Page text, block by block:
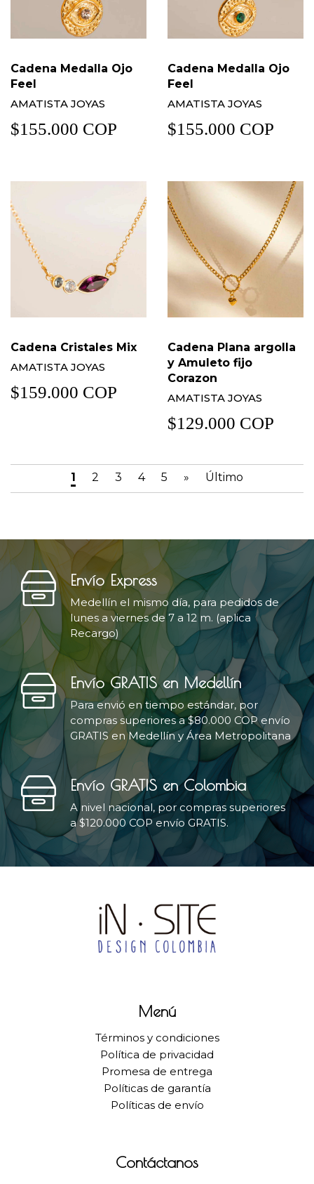
Cadena Medalla Ojo
Feel
AMATISTA JOYAS
$155.000 COP
Cadena Medalla Ojo
Feel
AMATISTA JOYAS
$155.000 COP
Cadena Cristales Mix
AMATISTA JOYAS
$159.000 COP
Cadena Plana argolla
y Amuleto fijo
Corazon
AMATISTA JOYAS
$129.000 COP
1 2 3 4 5 » Último
Envío Express
Medellín el mismo día, para pedidos de
lunes a viernes de 7 a 12 m. (aplica
Recargo)
Envío GRATIS en Medellín
Para envió en tiempo estándar, por
compras superiores a $80.000 COP envío
GRATIS en Medellín y Área Metropolitana
Envío GRATIS en Colombia
A nivel nacional, por compras superiores
a $120.000 COP envío GRATIS.
Menú
Términos y condiciones
Política de privacidad
Promesa de entrega
Políticas de garantía
Políticas de envío
Contáctanos